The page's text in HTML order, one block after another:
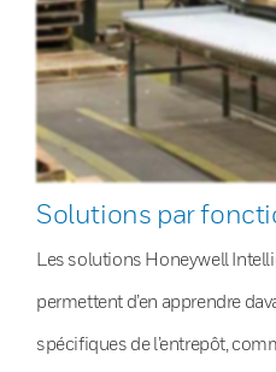
Solutions par
Les solutions Honeywell
permettent d’en apprendre
spécifiques de l’entrepôt,